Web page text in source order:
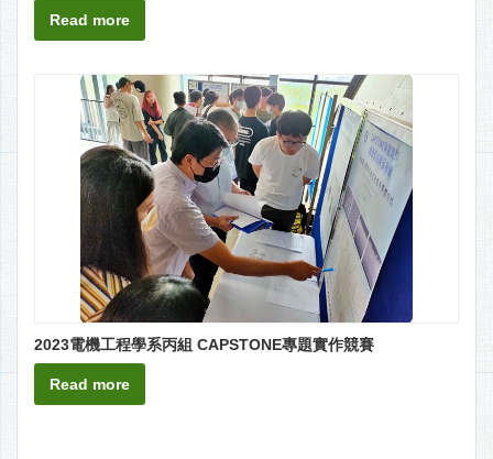
Read more
2023電機工程學系丙組 CAPSTONE專題實作競賽
Read more